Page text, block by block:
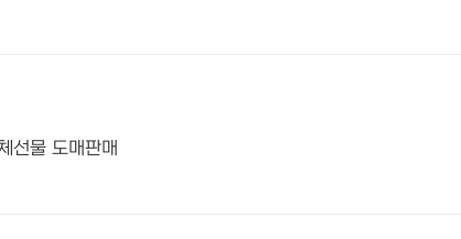
선물 도매판매